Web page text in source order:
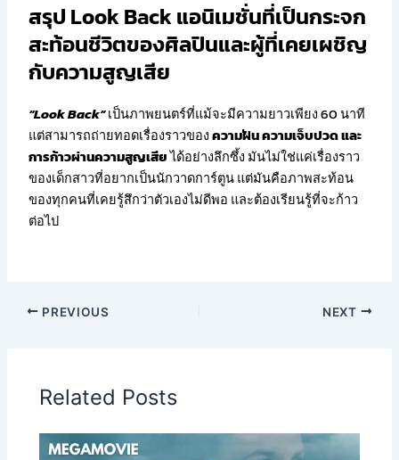
สรุป Look Back แอนิเมชั่นที่เป็นกระจก
สะท้อนชีวิตของศิลปินและผู้ที่เคยเผชิญ
กับความสูญเสีย
“Look Back”เป็นภาพยนตร์ที่แม้จะมีความยาวเพียง 60 นาที
แต่สามารถถ่ายทอดเรื่องราวของความฝัน ความเจ็บปวด และ
การก้าวผ่านความสูญเสียได้อย่างลึกซึ้ง มันไม่ใช่แค่เรื่องราว
ของเด็กสาวที่อยากเป็นนักวาดการ์ตูน แต่มันคือภาพสะท้อน
ของทุกคนที่เคยรู้สึกว่าตัวเองไม่ดีพอ และต้องเรียนรู้ที่จะก้าว
ต่อไป
PREVIOUS NEXT
Related Posts